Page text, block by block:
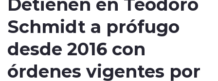
modo claro
Schmidt a prófugo
desde 2016 con
órdenes vigentes por